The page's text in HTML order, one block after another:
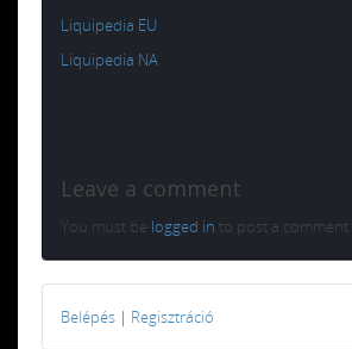
Liquipedia EU
Liquipedia NA
Leave a comment
You must be logged in to post a comment.
Belépés | Regisztráció